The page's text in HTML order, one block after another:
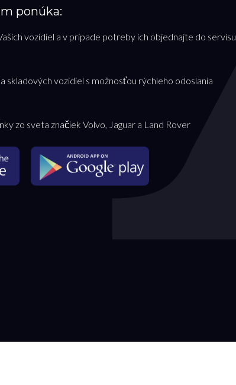
ponúka:
vozidiel a v prípade potreby ich objednajte do servisu
skladových vozidiel s možnosťou rýchleho odoslania
zo sveta značiek Volvo, Jaguar a Land Rover